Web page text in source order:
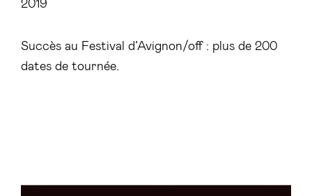
Succès au Festival d’Avignon/off : plus de 200
dates de tournée.